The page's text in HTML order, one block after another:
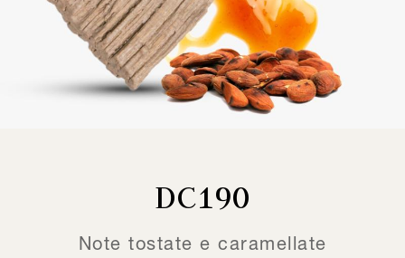
DC190
Note tostate e caramellate